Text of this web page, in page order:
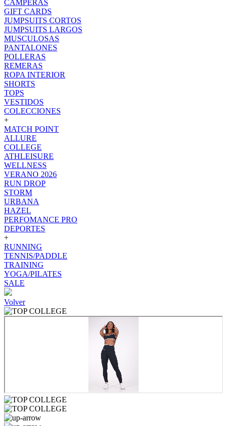
CAMPERAS
GIFT CARDS
JUMPSUITS CORTOS
JUMPSUITS LARGOS
MUSCULOSAS
PANTALONES
POLLERAS
REMERAS
ROPA INTERIOR
SHORTS
TOPS
VESTIDOS
COLECCIONES
+
MATCH POINT
ALLURE
COLLEGE
ATHLEISURE
WELLNESS
VERANO 2026
RUN DROP
STORM
URBANA
HAZEL
PERFOMANCE PRO
DEPORTES
+
RUNNING
TENNIS/PADDLE
TRAINING
YOGA/PILATES
SALE
Volver